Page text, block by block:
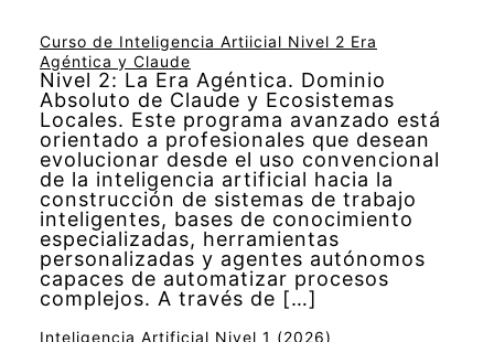
Curso de Inteligencia Artiicial Nivel 2 Era
Agéntica y Claude
Nivel 2: La Era Agéntica. Dominio
Absoluto de Claude y Ecosistemas
Locales. Este programa avanzado está
orientado a profesionales que desean
evolucionar desde el uso convencional
de la inteligencia artificial hacia la
construcción de sistemas de trabajo
inteligentes, bases de conocimiento
especializadas, herramientas
personalizadas y agentes autónomos
capaces de automatizar procesos
complejos. A través de […]
Inteligencia Artificial Nivel 1 (2026)